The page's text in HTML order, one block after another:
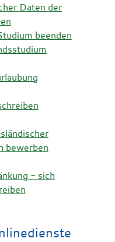
Daten der
beenden
bewerben
- sich